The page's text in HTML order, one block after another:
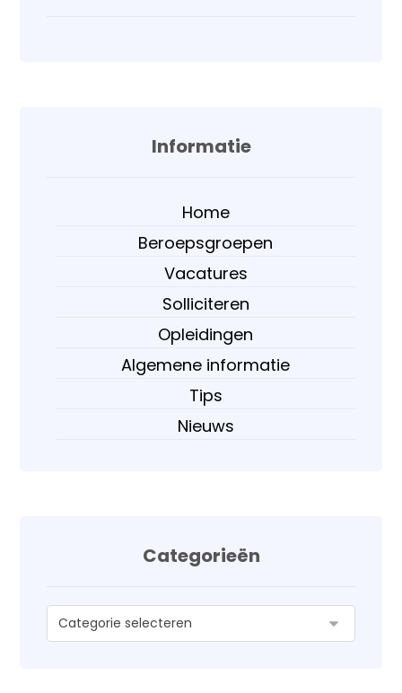
Informatie
Home
Beroepsgroepen
Vacatures
Solliciteren
Opleidingen
Algemene informatie
Tips
Nieuws
Categorieën